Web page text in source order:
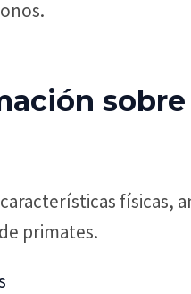
físicas,
primates.